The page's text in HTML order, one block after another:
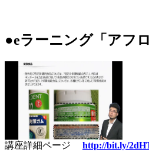
●eラーニング「アフ
講座詳細ページ http://bit.ly/